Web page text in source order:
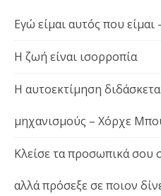
Εγώ είμαι αυτός που
Η ζωή είναι ισορροπία
Η αυτοεκτίμηση
μηχανισμούς – Χόρχε
Κλείσε τα προσωπικά σου
αλλά πρόσεξε σε ποιον